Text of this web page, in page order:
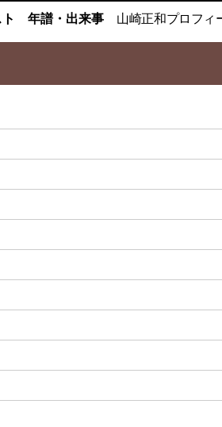
年譜・出来事 山崎正和プロフィ